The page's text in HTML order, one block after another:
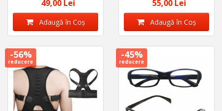
49,00 Lei
Adaugă în Coş
55,00 Lei
Adaugă în Coş
-56%
reducere
-45%
reducere